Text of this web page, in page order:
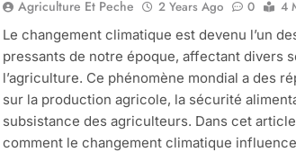
Agriculture Et Peche 2 Years Ago 0
4
Le changement climatique est devenu l’un
pressants de notre époque, affectant divers
l’agriculture. Ce phénomène mondial a des
sur la production agricole, la sécurité
subsistance des agriculteurs. Dans cet
comment le changement climatique